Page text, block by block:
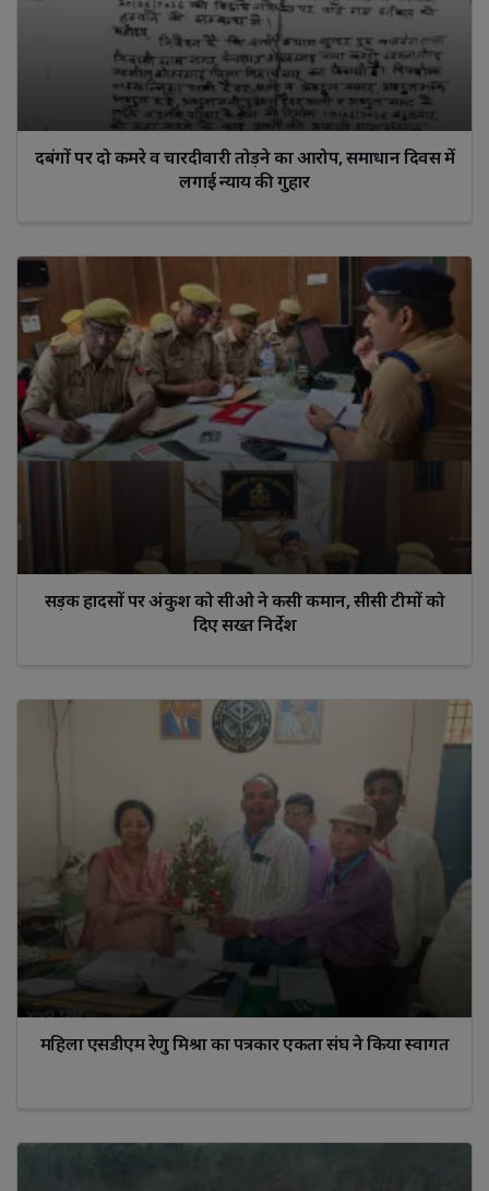
दबंगों पर दो कमरे व चारदीवारी तोड़ने का आरोप, समाधान दिवस में
लगाई न्याय की गुहार
सड़क हादसों पर अंकुश को सीओ ने कसी कमान, सीसी टीमों को
दिए सख्त निर्देश
महिला एसडीएम रेणु मिश्रा का पत्रकार एकता संघ ने किया स्वागत